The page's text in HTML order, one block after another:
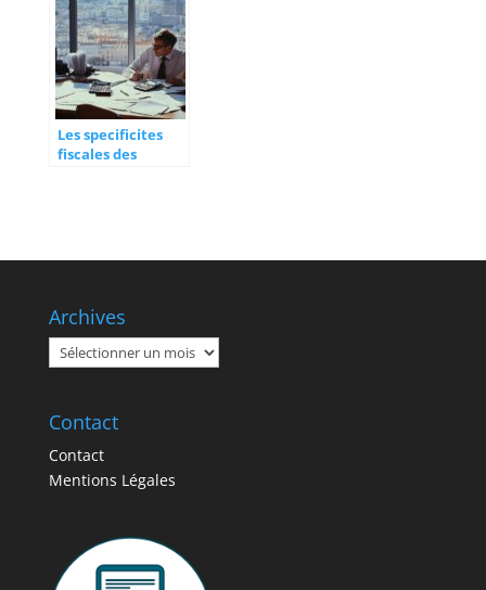
Les specificites
fiscales des
Archives
Archives
Contact
Contact
Mentions Légales